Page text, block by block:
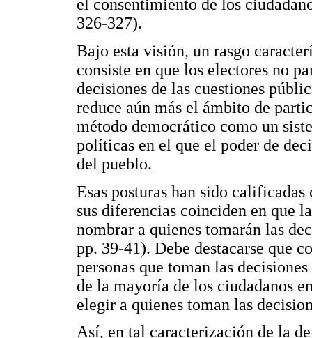
el consentimiento de los
326-327).
Bajo esta visión, un rasgo
consiste en que los electores no
decisiones de las cuestiones
reduce aún más el ámbito de
método democrático como un
políticas en el que el poder de
del pueblo.
Esas posturas han sido
sus diferencias coinciden en que
nombrar a quienes tomarán las
pp. 39-41). Debe destacarse que
personas que toman las
de la mayoría de los ciudadanos
elegir a quienes toman las
Así, en tal caracterización de la